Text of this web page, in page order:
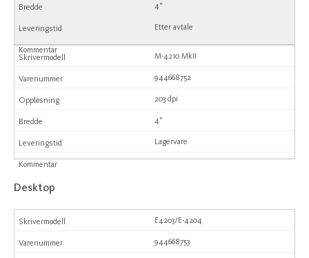
4"
Etter avtale
M-4210 MkII
944668752
203 dpi
4"
Lagervare
Desktop
E4203/E-4204
944668753